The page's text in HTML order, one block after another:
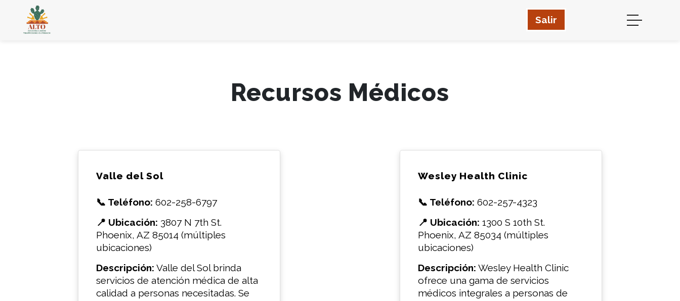
Salir
Recursos Médicos
Valle del Sol
📞 Teléfono: 602-258-6797
📍 Ubicación: 3807 N 7th St.
Phoenix, AZ 85014 (múltiples
ubicaciones)
Descripción: Valle del Sol brinda
servicios de atención médica de alta
calidad a personas necesitadas. Se
Wesley Health Clinic
📞 Teléfono: 602-257-4323
📍 Ubicación: 1300 S 10th St.
Phoenix, AZ 85034 (múltiples
ubicaciones)
Descripción: Wesley Health Clinic
ofrece una gama de servicios
médicos integrales a personas de